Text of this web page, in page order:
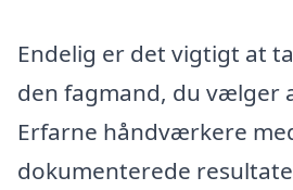
Endelig er det vigtigt at
den fagmand, du vælger
Erfarne håndværkere
dokumenterede